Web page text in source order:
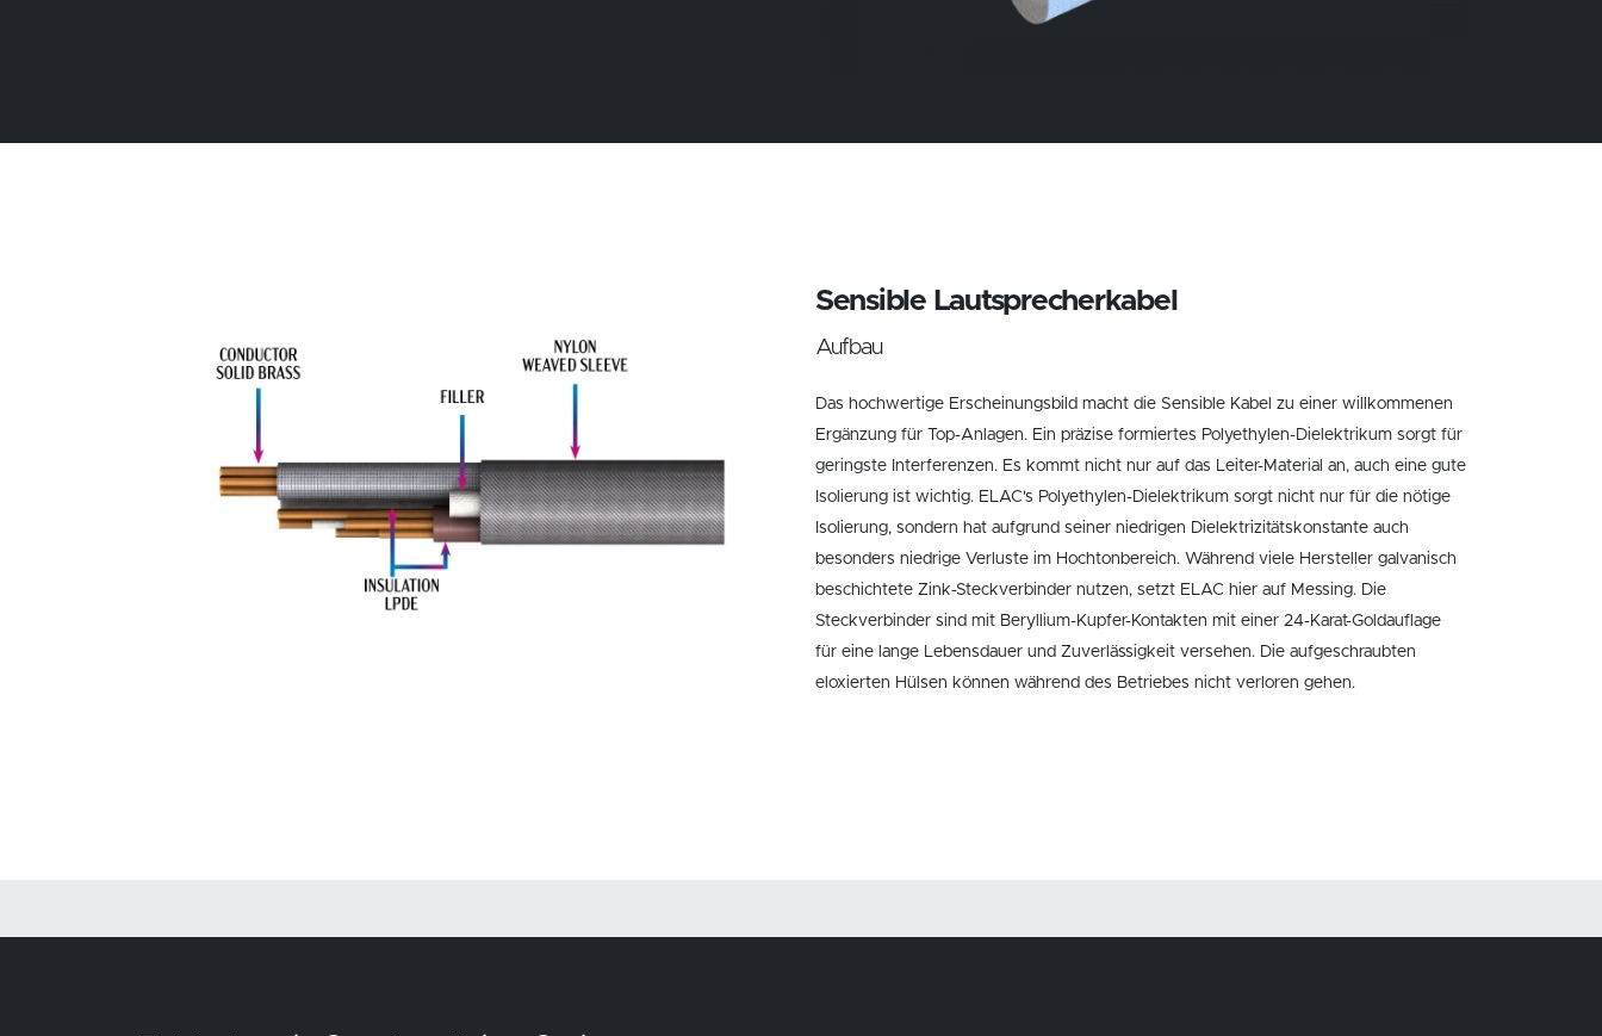
Sensible Lautsprecherkabel
Aufbau
Das hochwertige Erscheinungsbild macht die Sensible Kabel zu einer willkommenen
Ergänzung für Top-Anlagen. Ein präzise formiertes Polyethylen-Dielektrikum sorgt für
geringste Interferenzen. Es kommt nicht nur auf das Leiter-Material an, auch eine gute
Isolierung ist wichtig. ELAC's Polyethylen-Dielektrikum sorgt nicht nur für die nötige
Isolierung, sondern hat aufgrund seiner niedrigen Dielektrizitätskonstante auch
besonders niedrige Verluste im Hochtonbereich. Während viele Hersteller galvanisch
beschichtete Zink-Steckverbinder nutzen, setzt ELAC hier auf Messing. Die
Steckverbinder sind mit Beryllium-Kupfer-Kontakten mit einer 24-Karat-Goldauflage
für eine lange Lebensdauer und Zuverlässigkeit versehen. Die aufgeschraubten
eloxierten Hülsen können während des Betriebes nicht verloren gehen.